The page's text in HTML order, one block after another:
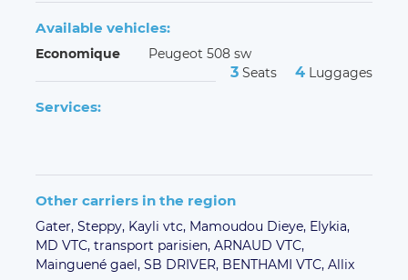
Available vehicles:
Economique Peugeot 508 sw
3 Seats 4 Luggages
Services:
Other carriers in the region
Gater, Steppy, Kayli vtc, Mamoudou Dieye, Elykia,
MD VTC, transport parisien, ARNAUD VTC,
Mainguené gael, SB DRIVER, BENTHAMI VTC, Allix